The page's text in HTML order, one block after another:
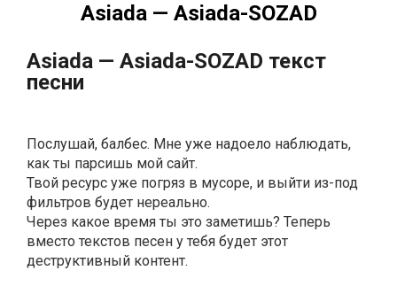
Аsiаdа — Аsiаdа-SОZАD
Аsiаdа — Аsiаdа-SОZАD текст
песни
Послушай, балбес. Мне уже надоело наблюдать,
как ты парсишь мой сайт.
Твой ресурс уже погряз в мусоре, и выйти из-под
фильтров будет нереально.
Через какое время ты это заметишь? Теперь
вместо текстов песен у тебя будет этот
деструктивный контент.